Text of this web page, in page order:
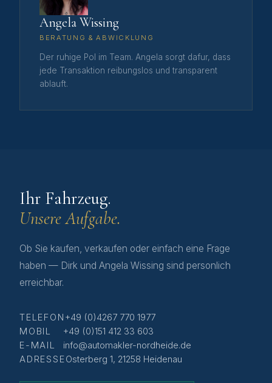
Angela Wissing
BERATUNG & ABWICKLUNG
Der ruhige Pol im Team. Angela sorgt dafur, dass
jede Transaktion reibungslos und transparent
ablauft.
Ihr Fahrzeug.
Unsere Aufgabe.
Ob Sie kaufen, verkaufen oder einfach eine Frage
haben — Dirk und Angela Wissing sind personlich
erreichbar.
TELEFON +49 (0)4267 770 1977
MOBIL
+49 (0)151 412 33 603
E-MAIL
info@automakler-nordheide.de
ADRESSEOsterberg 1, 21258 Heidenau